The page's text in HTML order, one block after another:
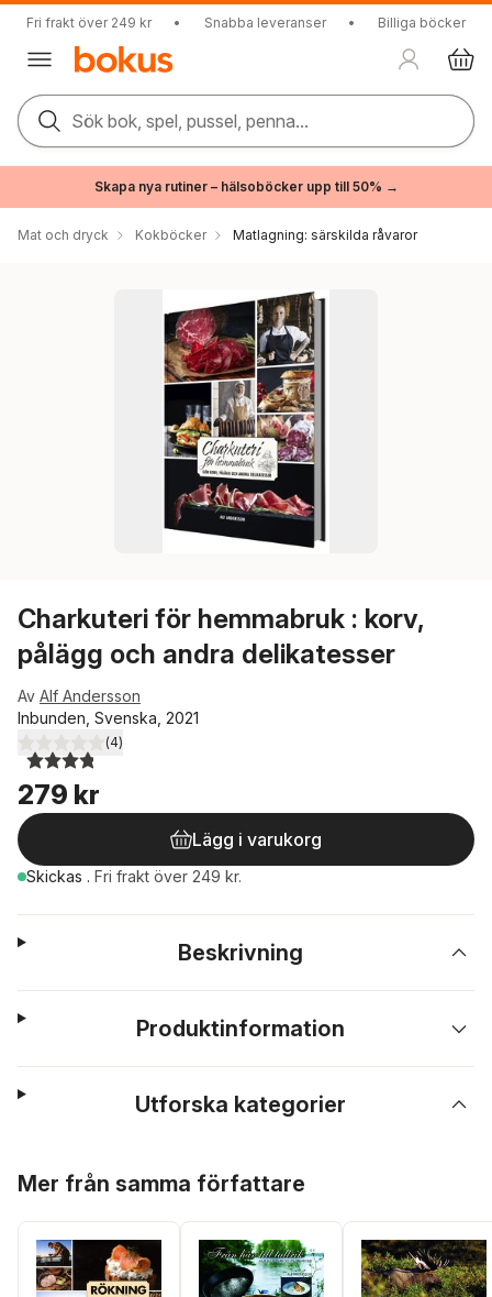
Fri frakt över 249 kr • Snabba leveranser • Billiga böcker
Sök bok, spel, pussel, penna...
Skapa nya rutiner – hälsoböcker upp till 50% →
Mat och dryck Kokböcker Matlagning: särskilda råvaror
Charkuteri för hemmabruk : korv,
pålägg och andra delikatesser
Av Alf Andersson
Inbunden, Svenska, 2021
3,8utav 5 stjärnor. Totalt antal röster:
(4)
279 kr
Lägg i varukorg
Skickas . Fri frakt över 249 kr.
Beskrivning
Produktinformation
Utforska kategorier
Mer från samma författare